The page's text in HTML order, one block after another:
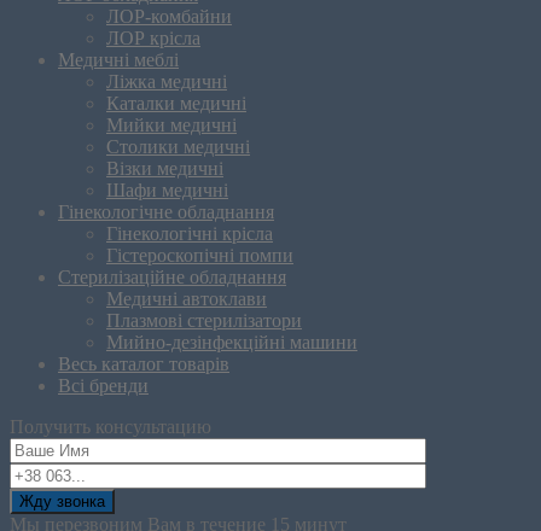
ЛОР-комбайни
ЛОР крісла
Медичні меблі
Ліжка медичні
Каталки медичні
Мийки медичні
Столики медичні
Візки медичні
Шафи медичні
Гінекологічне обладнання
Гінекологічні крісла
Гістероскопічні помпи
Стерилізаційне обладнання
Медичні автоклави
Плазмові стерилізатори
Мийно-дезінфекційні машини
Весь каталог товарів
Всі бренди
Получить консультацию
Мы перезвоним Вам в течение 15 минут